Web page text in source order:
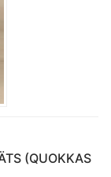
(QUOKKAS